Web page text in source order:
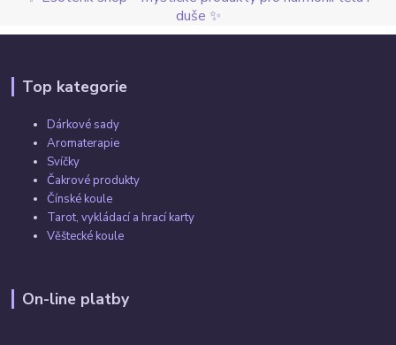
duše ✨
Top kategorie
Dárkové sady
Aromaterapie
Svíčky
Čakrové produkty
Čínské koule
Tarot, vykládací a hrací karty
Věštecké koule
On-line platby